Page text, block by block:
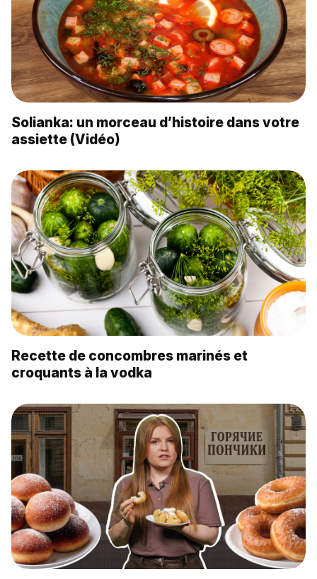
Solianka: un morceau d’histoire dans votre
assiette (Vidéo)
Recette de concombres marinés et
croquants à la vodka